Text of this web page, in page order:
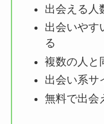
出会える人
出会いやす
る
複数の人と
出会い系サ
無料で出会